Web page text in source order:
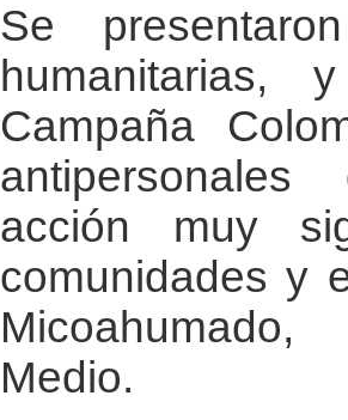
Se
Campaña
acción muy
comunidades y
Medio.